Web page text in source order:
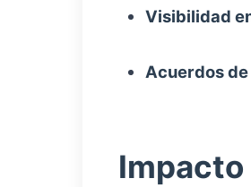
Visibilidad
Acuerdos